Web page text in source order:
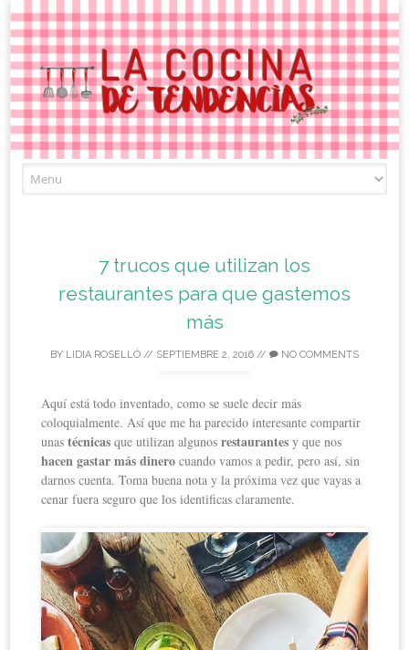
to
7 trucos que utilizan los
restaurantes para que gastemos
más
BY LIDIA ROSELLÓ // SEPTIEMBRE 2, 2016 // NO COMMENTS
Aquí está todo inventado, como se suele decir más
coloquialmente. Así que me ha parecido interesante compartir
unastécnicas que utilizan algunos restaurantes y que nos
hacen gastar más dinero cuando vamos a pedir, pero así, sin
darnos cuenta. Toma buena nota y la próxima vez que vayas a
cenar fuera seguro que los identificas claramente.